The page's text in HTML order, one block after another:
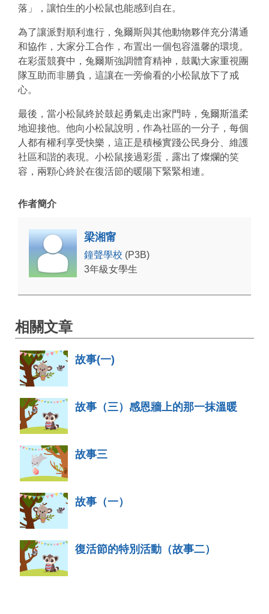
落」，讓怕生的小松鼠也能感到自在。
為了讓派對順利進行，兔爾斯與其他動物夥伴充分溝通
和協作，大家分工合作，布置出一個包容溫馨的環境。
在彩蛋競賽中，兔爾斯強調體育精神，鼓勵大家重視團
隊互助而非勝負，這讓在一旁偷看的小松鼠放下了戒
心。
最後，當小松鼠終於鼓起勇氣走出家門時，兔爾斯溫柔
地迎接他。他向小松鼠說明，作為社區的一分子，每個
人都有權利享受快樂，這正是積極實踐公民身分、維護
社區和諧的表現。小松鼠接過彩蛋，露出了燦爛的笑
容，兩顆心終於在復活節的暖陽下緊緊相連。
作者簡介
梁湘甯
鐘聲學校 (P3B)
3年級女學生
相關文章
故事(一)
故事（三）感恩牆上的那一抹溫暖
故事三
故事（一）
復活節的特別活動（故事二）